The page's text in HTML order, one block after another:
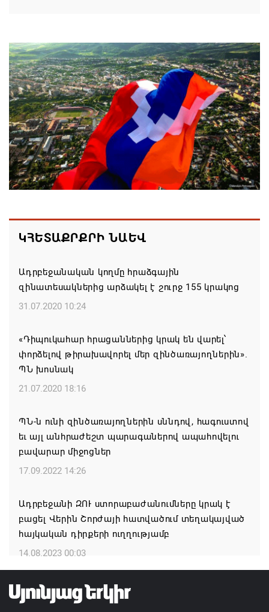
այցելելուց․ Մատվիենկո
06.08.2026 20:30
ՌԴ–ն ՀՀ–ից երկաթուղու կոնցեսիոն
կառավարման մասին պաշտոնական դիմում չի
ստացել. Օվերչուկ
06.08.2026 19:03
Հայաստանյայց Առաքելական Եկեղեցու
կառավարության հետ խորացող
հակամարտության պատճառով․ Reuters-ի
Գրիգորյան
պաշտոնում
պահպանման, թե՛ արտաքին ճակատում հայ
ժողովրդի շահերի պաշտպանության գործը
ԿՀԵՏԱՔՐՔՐԻ ՆԱԵՎ
Ադրբեջանական կողմը հրաձգային
զինատեսակներից արձակել է շուրջ 155 կրակոց
31.07.2020 10:24
«Դիպուկահար հրացաններից կրակ են վարել՝
փորձելով թիրախավորել մեր զինծառայողներին».
ՊՆ խոսնակ
21.07.2020 18:16
ՊՆ-ն ունի զինծառայողներին սննդով, հագուստով
եւ այլ անհրաժեշտ պարագաներով ապահովելու
բավարար միջոցներ
17.09.2022 14:26
Ադրբեջանի ԶՈՒ ստորաբաժանումները կրակ է
բացել Վերին Շորժայի հատվածում տեղակայված
հայկական դիրքերի ուղղությամբ
14.08.2023 00:03